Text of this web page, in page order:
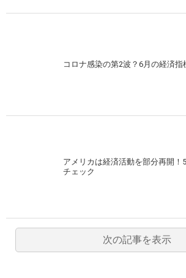
コロナ感染の第2波？6月の経済指
アメリカは経済活動を部分再開！
チェック
次の記事を表示